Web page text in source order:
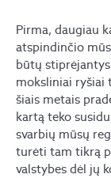
Pirma, daugiau
atspindinčio
būtų
moksliniai ryšiai
šiais metais
kartą teko
svarbių mūsų
turėti tam tikrą
valstybes dėl jų